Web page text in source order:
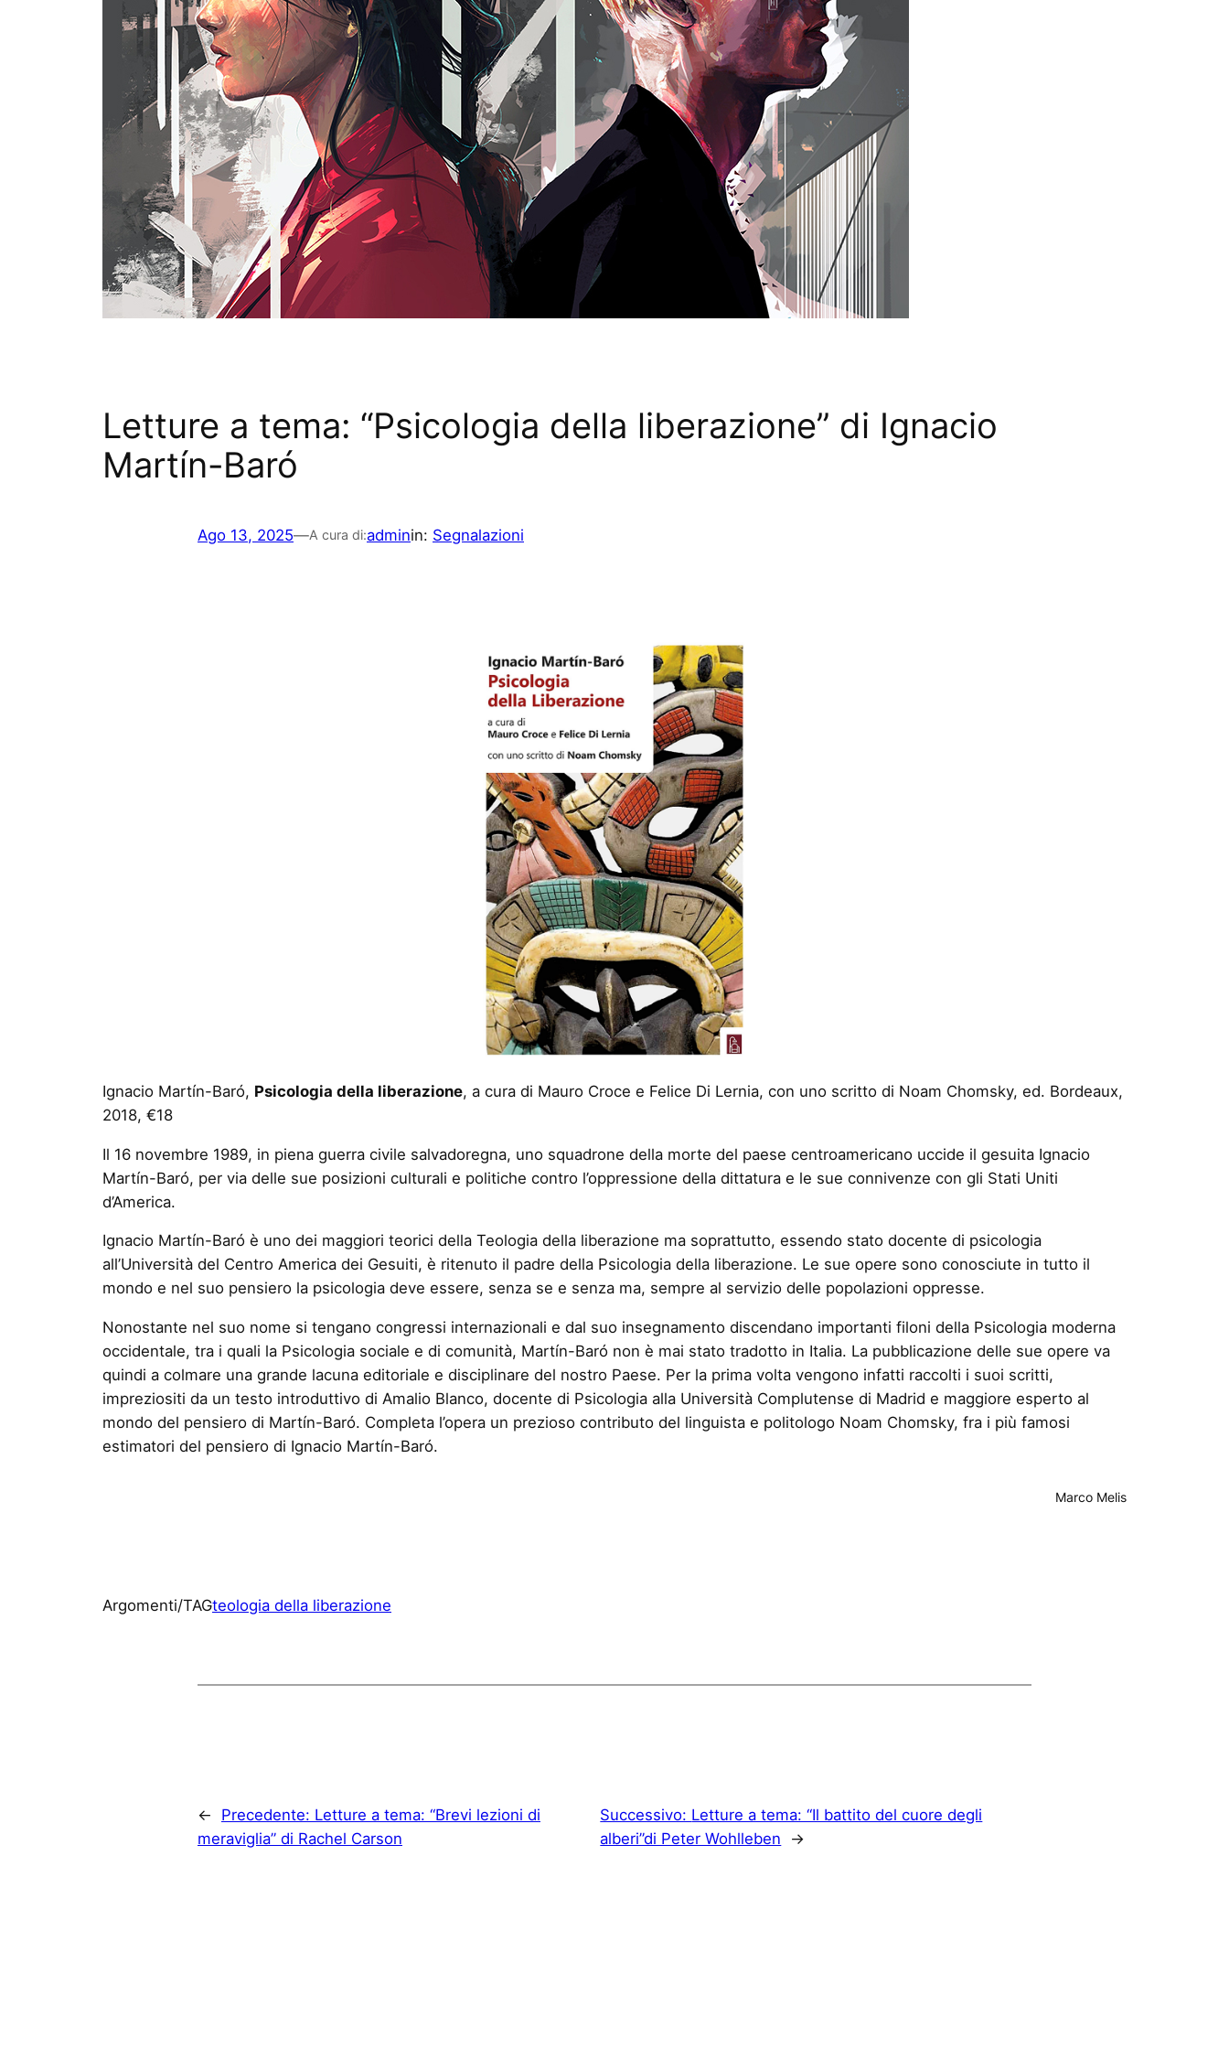
Letture a tema: “Psicologia della liberazione” di Ignacio
Martín-Baró
Ago 13, 2025—A cura di:adminin: Segnalazioni
Ignacio Martín-Baró, Psicologia della liberazione, a cura di Mauro Croce e Felice Di Lernia, con uno scritto di Noam Chomsky, ed. Bordeaux,
2018, €18
Il 16 novembre 1989, in piena guerra civile salvadoregna, uno squadrone della morte del paese centroamericano uccide il gesuita Ignacio
Martín-Baró, per via delle sue posizioni culturali e politiche contro l’oppressione della dittatura e le sue connivenze con gli Stati Uniti
d’America.
Ignacio Martín-Baró è uno dei maggiori teorici della Teologia della liberazione ma soprattutto, essendo stato docente di psicologia
all’Università del Centro America dei Gesuiti, è ritenuto il padre della Psicologia della liberazione. Le sue opere sono conosciute in tutto il
mondo e nel suo pensiero la psicologia deve essere, senza se e senza ma, sempre al servizio delle popolazioni oppresse.
Nonostante nel suo nome si tengano congressi internazionali e dal suo insegnamento discendano importanti filoni della Psicologia moderna
occidentale, tra i quali la Psicologia sociale e di comunità, Martín-Baró non è mai stato tradotto in Italia. La pubblicazione delle sue opere va
quindi a colmare una grande lacuna editoriale e disciplinare del nostro Paese. Per la prima volta vengono infatti raccolti i suoi scritti,
impreziositi da un testo introduttivo di Amalio Blanco, docente di Psicologia alla Università Complutense di Madrid e maggiore esperto al
mondo del pensiero di Martín-Baró. Completa l’opera un prezioso contributo del linguista e politologo Noam Chomsky, fra i più famosi
estimatori del pensiero di Ignacio Martín-Baró.
Marco Melis
Argomenti/TAGteologia della liberazione
← Precedente: Letture a tema: “Brevi lezioni di
meraviglia” di Rachel Carson
Successivo: Letture a tema: “Il battito del cuore degli
alberi”di Peter Wohlleben
→